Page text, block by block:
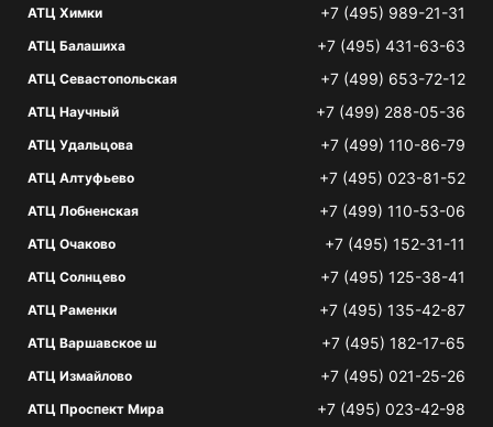
АТЦ Химки +7 (495) 989-21-31
АТЦ Балашиха +7 (495) 431-63-63
АТЦ Севастопольская +7 (499) 653-72-12
АТЦ Научный +7 (499) 288-05-36
АТЦ Удальцова +7 (499) 110-86-79
АТЦ Алтуфьево +7 (495) 023-81-52
АТЦ Лобненская +7 (499) 110-53-06
АТЦ Очаково +7 (495) 152-31-11
АТЦ Солнцево +7 (495) 125-38-41
АТЦ Раменки +7 (495) 135-42-87
АТЦ Варшавское ш +7 (495) 182-17-65
АТЦ Измайлово +7 (495) 021-25-26
АТЦ Проспект Мира +7 (495) 023-42-98